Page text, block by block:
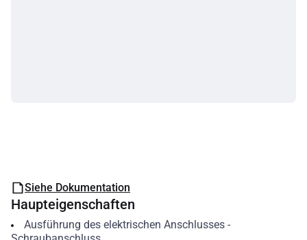
Siehe Dokumentation
Haupteigenschaften
Ausführung des elektrischen Anschlusses-